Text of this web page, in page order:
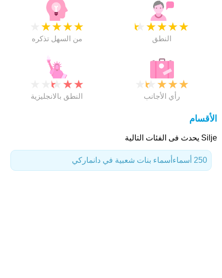
★
★
★
★
من السهل تذكره
★
★
★
★
★
النطق
★
★
★
النطق بالانجليزية
★
★
★
★
رأي الأجانب
الأقسام
Silje يحدث فى الفئات التالية
أسماء بنات شعبية في دانماركي 250 أسماء